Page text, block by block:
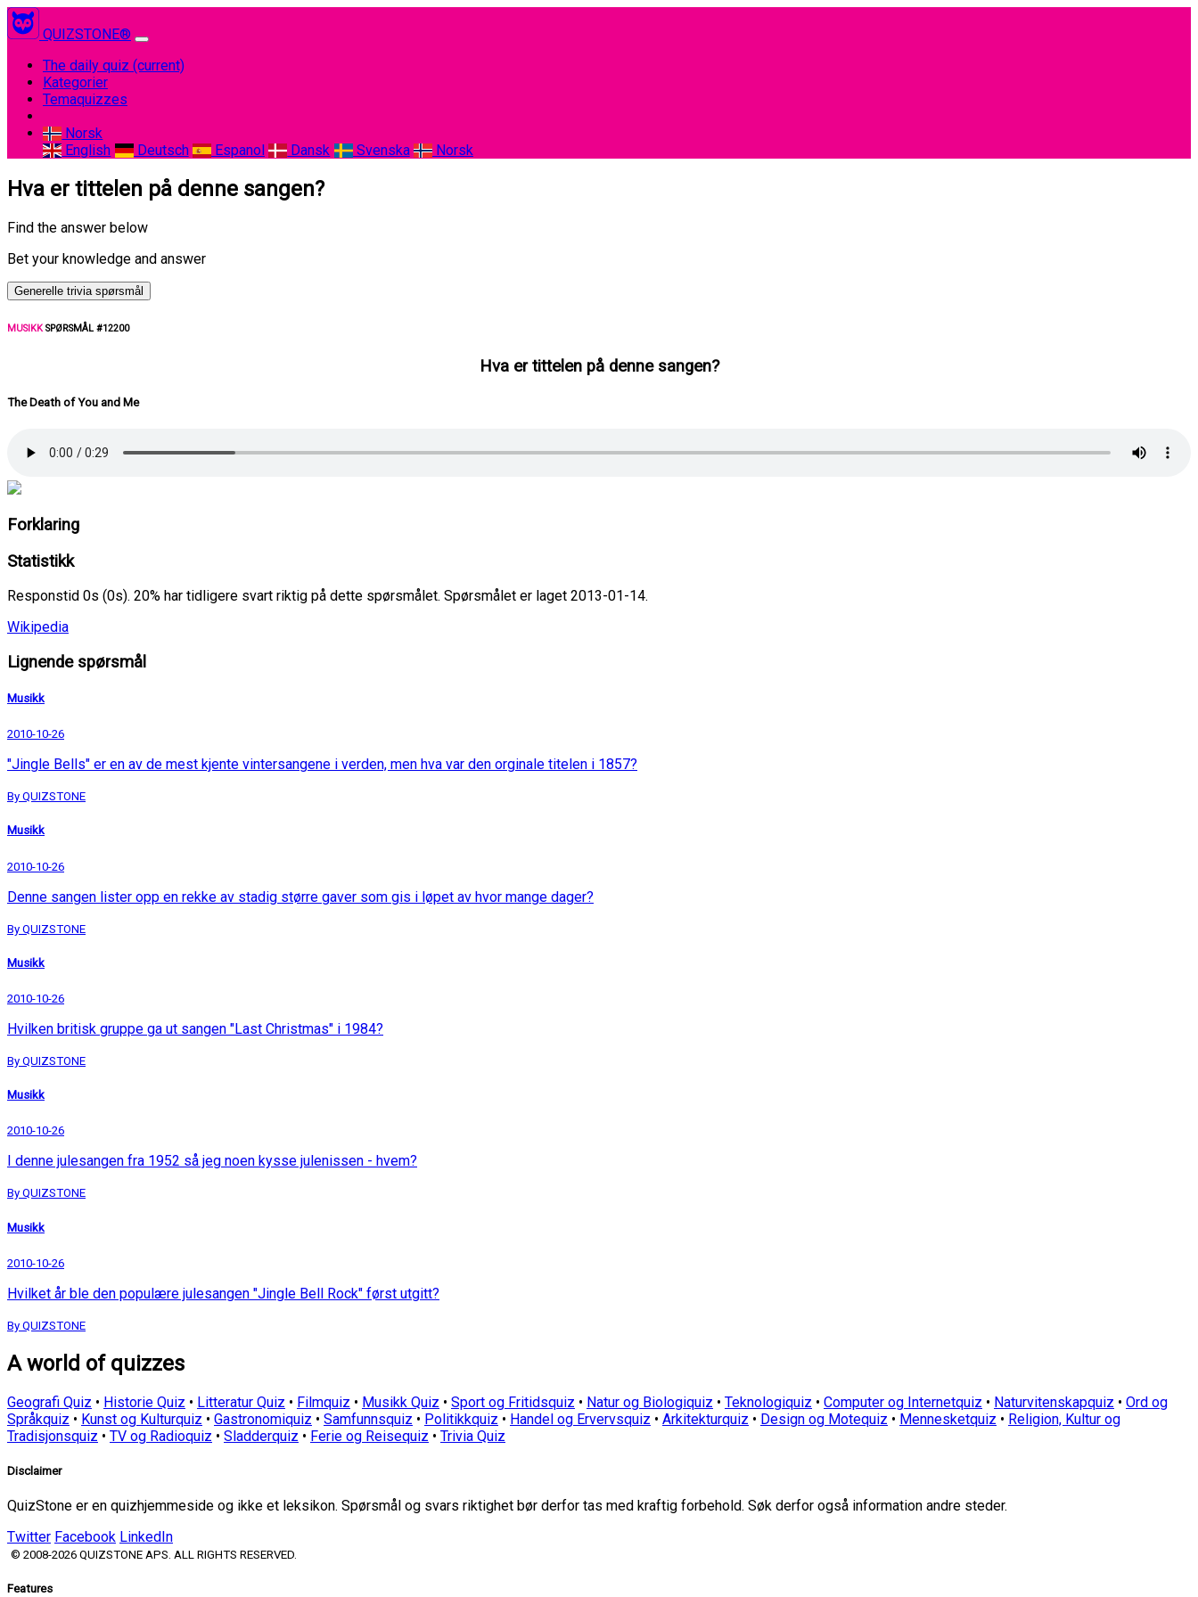
QUIZSTONE®
The daily quiz (current)
Kategorier
Temaquizzes
Norsk
English
Deutsch Espanol Dansk Svenska Norsk
Hva er tittelen på denne sangen?
Find the answer below
Bet your knowledge and answer
Generelle trivia spørsmål
MUSIKKSPØRSMÅL #12200
Hva er tittelen på denne sangen?
The Death of You and Me
Forklaring
Statistikk
Responstid 0s (0s). 20% har tidligere svart riktig på dette spørsmålet. Spørsmålet er laget 2013-01-14.
Wikipedia
Lignende spørsmål
Musikk
2010-10-26
"Jingle Bells" er en av de mest kjente vintersangene i verden, men hva var den orginale titelen i 1857?
By QUIZSTONE
Musikk
2010-10-26
Denne sangen lister opp en rekke av stadig større gaver som gis i løpet av hvor mange dager?
By QUIZSTONE
Musikk
2010-10-26
Hvilken britisk gruppe ga ut sangen "Last Christmas" i 1984?
By QUIZSTONE
Musikk
2010-10-26
I denne julesangen fra 1952 så jeg noen kysse julenissen - hvem?
By QUIZSTONE
Musikk
2010-10-26
Hvilket år ble den populære julesangen "Jingle Bell Rock" først utgitt?
By QUIZSTONE
A world of quizzes
Geografi Quiz • Historie Quiz • Litteratur Quiz • Filmquiz • Musikk Quiz • Sport og Fritidsquiz • Natur og Biologiquiz • Teknologiquiz • Computer og Internetquiz • Naturvitenskapquiz • Ord og
Språkquiz • Kunst og Kulturquiz • Gastronomiquiz • Samfunnsquiz • Politikkquiz • Handel og Ervervsquiz • Arkitekturquiz • Design og Motequiz • Mennesketquiz • Religion, Kultur og
Tradisjonsquiz • TV og Radioquiz • Sladderquiz • Ferie og Reisequiz • Trivia Quiz
Disclaimer
QuizStone er en quizhjemmeside og ikke et leksikon. Spørsmål og svars riktighet bør derfor tas med kraftig forbehold. Søk derfor også information andre steder.
Twitter Facebook LinkedIn
© 2008-2026 QUIZSTONE APS. ALL RIGHTS RESERVED.
Features